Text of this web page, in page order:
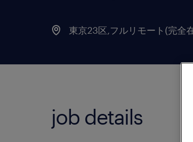
東京23区,フルリモート(完全
job details